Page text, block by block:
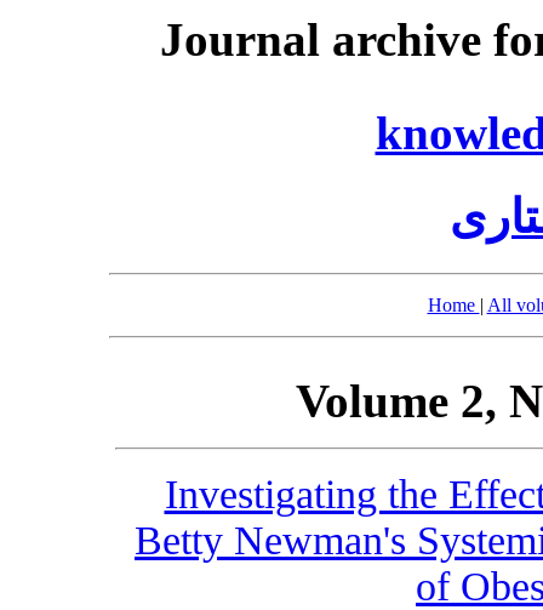
Journal archive
Home | All
Volume 2,
Investigating the
Betty Newman's
of